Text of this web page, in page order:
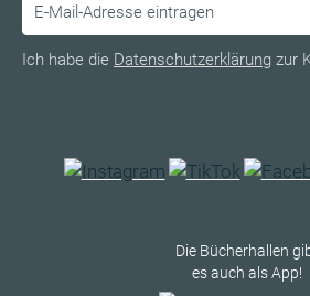
Ich habe die Datenschutzerklärung zur
Die Bücherhallen
es auch als App!